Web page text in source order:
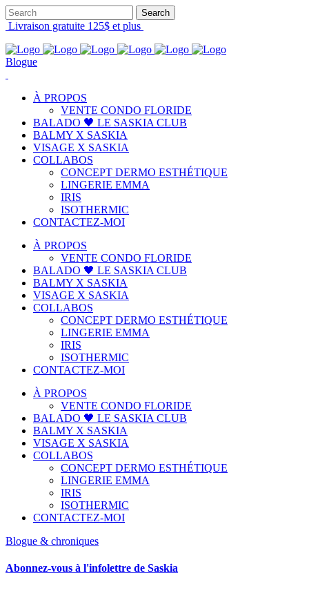
Livraison gratuite 125$ et plus
Blogue
À PROPOS
VENTE CONDO FLORIDE
BALADO 🖤 LE SASKIA CLUB
BALMY X SASKIA
VISAGE X SASKIA
COLLABOS
CONCEPT DERMO ESTHÉTIQUE
LINGERIE EMMA
IRIS
ISOTHERMIC
CONTACTEZ-MOI
À PROPOS
VENTE CONDO FLORIDE
BALADO 🖤 LE SASKIA CLUB
BALMY X SASKIA
VISAGE X SASKIA
COLLABOS
CONCEPT DERMO ESTHÉTIQUE
LINGERIE EMMA
IRIS
ISOTHERMIC
CONTACTEZ-MOI
À PROPOS
VENTE CONDO FLORIDE
BALADO 🖤 LE SASKIA CLUB
BALMY X SASKIA
VISAGE X SASKIA
COLLABOS
CONCEPT DERMO ESTHÉTIQUE
LINGERIE EMMA
IRIS
ISOTHERMIC
CONTACTEZ-MOI
Blogue & chroniques
Abonnez-vous à l'infolettre de Saskia